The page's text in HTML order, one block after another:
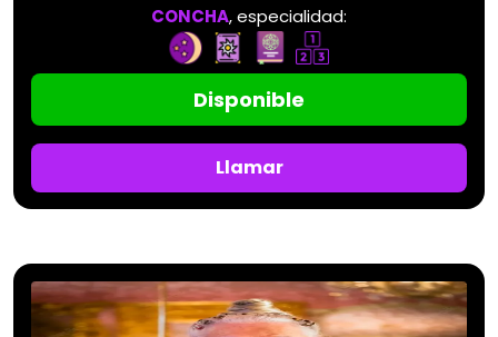
CONCHA, especialidad:
Disponible
Llamar